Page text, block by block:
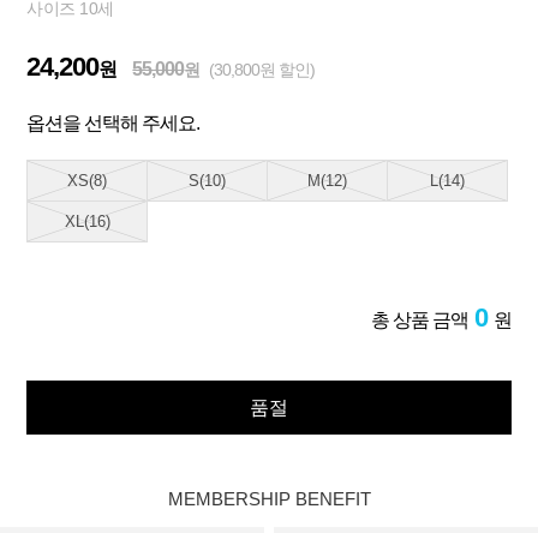
사이즈 10세
24,200원 55,000원 (30,800원 할인)
옵션을 선택해 주세요.
XS(8) S(10) M(12) L(14)
XL(16)
총 상품 금액 0 원
품절
MEMBERSHIP BENEFIT